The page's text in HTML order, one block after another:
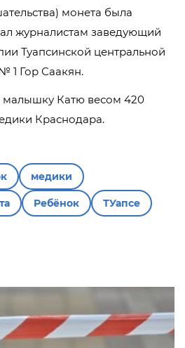
монета была
журналистам заведующий
Туапсинской центральной
1 Гор Саакян.
малышку Катю весом 420
Краснодара.
медики
Ребёнок ТУапсе